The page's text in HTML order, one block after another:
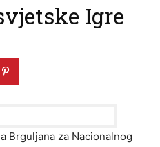
Igre
Brguljana za Nacionalnog